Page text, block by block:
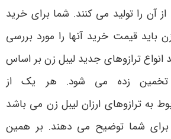
آن را تولید می کنند. شما برای خرید
باید قیمت خرید آنها را مورد بررسی
انواع ترازوهای جدید لیبل زن بر اساس
تخمین زده می ‌شود. هر یک از
به ترازوهای ارزان لیبل زن می‌ باشد
برای شما توضیح می‌ دهند. بر همین